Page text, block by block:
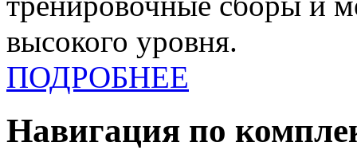
высокого уровня.
ПОДРОБНЕЕ
Навигация по